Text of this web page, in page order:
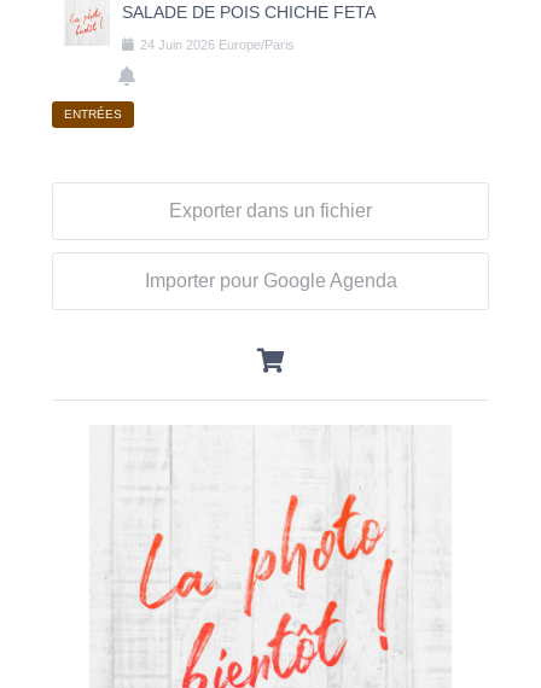
SALADE DE POIS CHICHE FETA
24 Juin 2026 Europe/Paris
ENTRÉES
Exporter dans un fichier
Importer pour Google Agenda